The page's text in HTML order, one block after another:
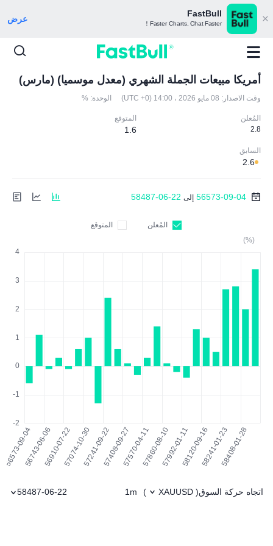
FastBull
Faster Charts, Chat Faster！ عرض
أمريكا مبيعات الجملة الشهري (معدل موسميا) (مارس)
وقت الاصدار: 08 مايو 2026 ، 14:00 (UTC +0) الوحدة: %
المُعلن
2.8
المتوقع
1.6
السابق
2.6
56573-09-04 إلى 58487-06-22
المُعلن
المتوقع
(%)
اتجاه حركة السوق(
XAUUSD
)
1m
58487-06-22